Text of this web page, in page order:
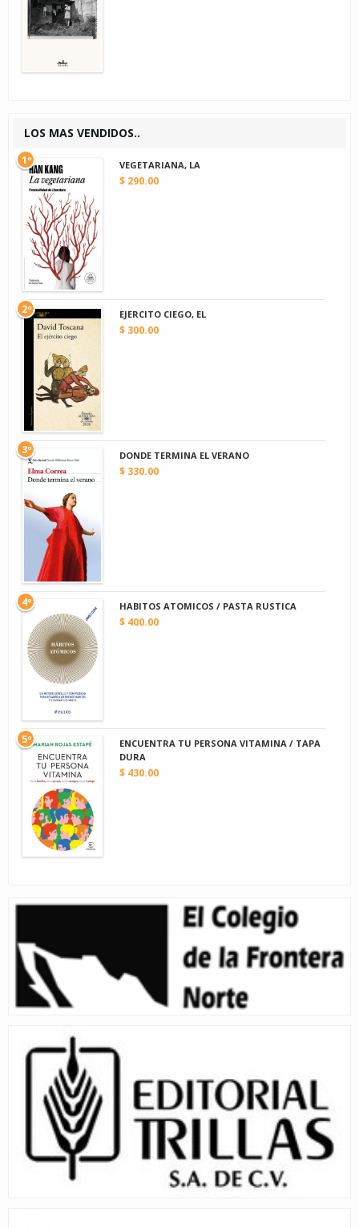
LOS MAS VENDIDOS..
VEGETARIANA, LA
$ 290.00
1º
EJERCITO CIEGO, EL
$ 300.00
2º
DONDE TERMINA EL VERANO
$ 330.00
3º
HABITOS ATOMICOS / PASTA RUSTICA
$ 400.00
4º
ENCUENTRA TU PERSONA VITAMINA / TAPA
DURA
$ 430.00
5º